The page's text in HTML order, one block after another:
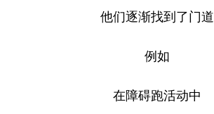
他们逐渐找到了门道
例如
在障碍跑活动中